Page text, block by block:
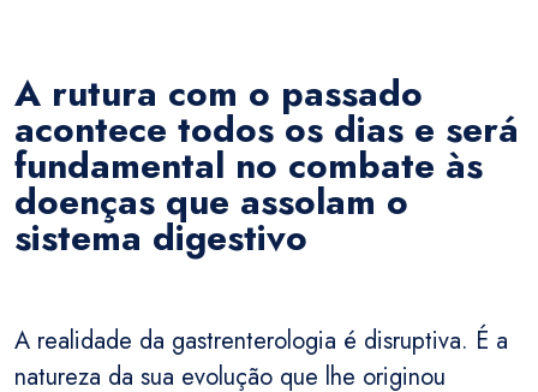
A rutura com o passado
acontece todos os dias e será
fundamental no combate às
doenças que assolam o
sistema digestivo
A realidade da gastrenterologia é disruptiva. É a
natureza da sua evolução que lhe originou